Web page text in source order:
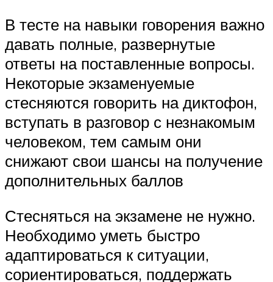
В тесте на навыки говорения важно
давать полные, развернутые
ответы на поставленные вопросы.
Некоторые экзаменуемые
стесняются говорить на диктофон,
вступать в разговор с незнакомым
человеком, тем самым они
снижают свои шансы на получение
дополнительных баллов
Стесняться на экзамене не нужно.
Необходимо уметь быстро
адаптироваться к ситуации,
сориентироваться, поддержать